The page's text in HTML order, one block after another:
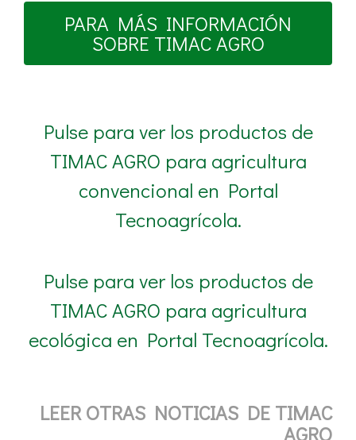
PARA MÁS INFORMACIÓN
SOBRE TIMAC AGRO
Pulse para ver los productos de
TIMAC AGRO para agricultura
convencional en Portal
Tecnoagrícola.
Pulse para ver los productos de
TIMAC AGRO para agricultura
ecológica en Portal Tecnoagrícola.
LEER OTRAS NOTICIAS DE TIMAC
AGRO